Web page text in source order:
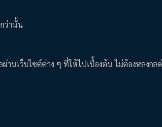
ว่านั้น
านเว็บไซต์ต่าง ๆ ที่ให้ไปเบื้องต้น ไม่ต้องหลงกล